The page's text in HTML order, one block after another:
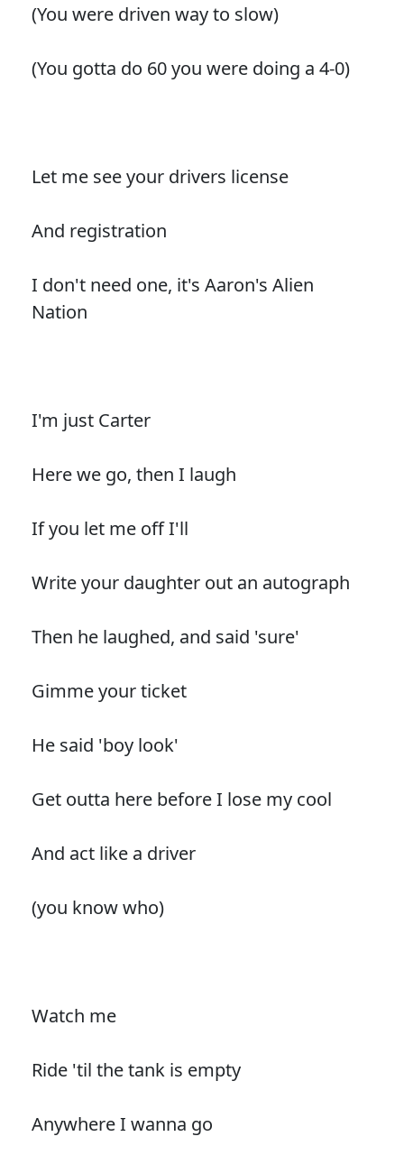
(You were driven way to slow)
(You gotta do 60 you were doing a 4-0)
Let me see your drivers license
And registration
I don't need one, it's Aaron's Alien
Nation
I'm just Carter
Here we go, then I laugh
If you let me off I'll
Write your daughter out an autograph
Then he laughed, and said 'sure'
Gimme your ticket
He said 'boy look'
Get outta here before I lose my cool
And act like a driver
(you know who)
Watch me
Ride 'til the tank is empty
Anywhere I wanna go